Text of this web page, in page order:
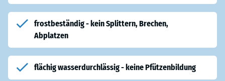
frostbeständig - kein Splittern, Brechen,
Abplatzen
flächig wasserdurchlässig - keine Pfützenbildung